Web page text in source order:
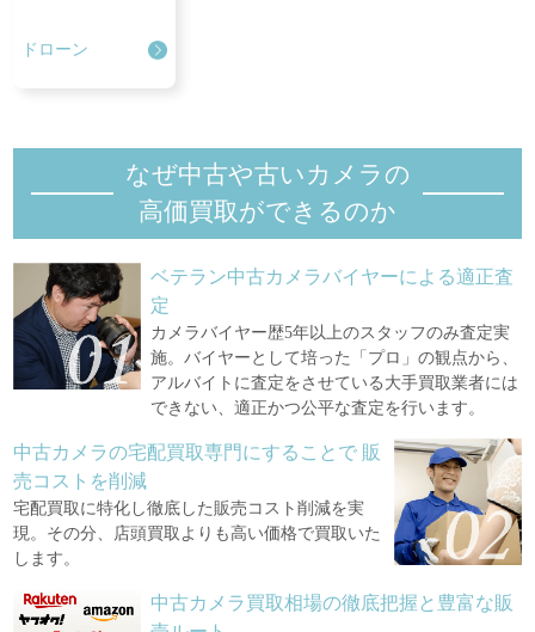
ドローン
なぜ中古や古いカメラの
高価買取ができるのか
ベテラン中古カメラバイヤーによる適正査
定
カメラバイヤー歴5年以上のスタッフのみ査定実
施。バイヤーとして培った「プロ」の観点から、
アルバイトに査定をさせている大手買取業者には
できない、適正かつ公平な査定を行います。
中古カメラの宅配買取専門にすることで 販
売コストを削減
宅配買取に特化し徹底した販売コスト削減を実
現。その分、店頭買取よりも高い価格で買取いた
します。
中古カメラ買取相場の徹底把握と豊富な販